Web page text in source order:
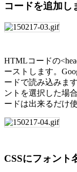
コードを追加し
HTMLコードの
ーストします。
ードで読み込みま
ントを選択した場
ードは出来るだけ
CSSにフォント